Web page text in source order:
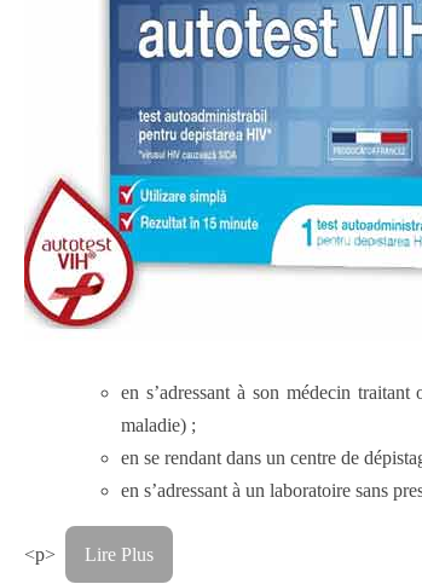
en s’adressant à son médecin
maladie) ;
en se rendant dans un centre de
en s’adressant à un laboratoire sans
<p> Lire Plus